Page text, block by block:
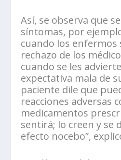
Así, se observa que
síntomas, por
cuando los enfermos
rechazo de los
cuando se les
expectativa mala de
paciente dile que
reacciones adversas
medicamentos
sentirá; lo creen y se
efecto nocebo”,